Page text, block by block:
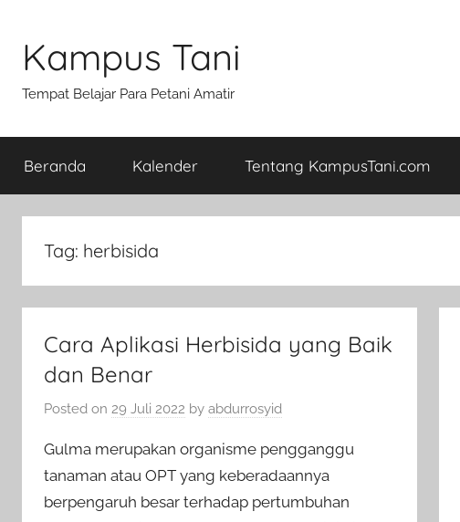
content
Kampus Tani
Tempat Belajar Para Petani Amatir
Beranda Kalender Tentang KampusTani.com
Tag: herbisida
Cara Aplikasi Herbisida yang Baik
dan Benar
Posted on 29 Juli 2022 by abdurrosyid
Gulma merupakan organisme pengganggu
tanaman atau OPT yang keberadaannya
berpengaruh besar terhadap pertumbuhan